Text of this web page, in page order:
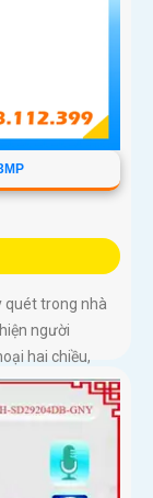
quét trong nhà
người
hai chiều,
MicroSD
DMSS